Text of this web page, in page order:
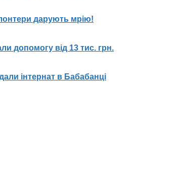
дарують мрію!
допомогу від 13 тис. грн.
інтернат в Бабабанці